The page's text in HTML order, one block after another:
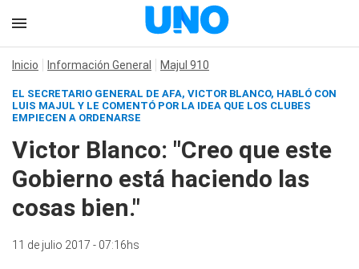
Inicio Información General Majul 910
EL SECRETARIO GENERAL DE AFA, VICTOR BLANCO, HABLÓ CON
LUIS MAJUL Y LE COMENTÓ POR LA IDEA QUE LOS CLUBES
EMPIECEN A ORDENARSE
Victor Blanco: "Creo que este
Gobierno está haciendo las
cosas bien."
11 de julio 2017 - 07:16hs